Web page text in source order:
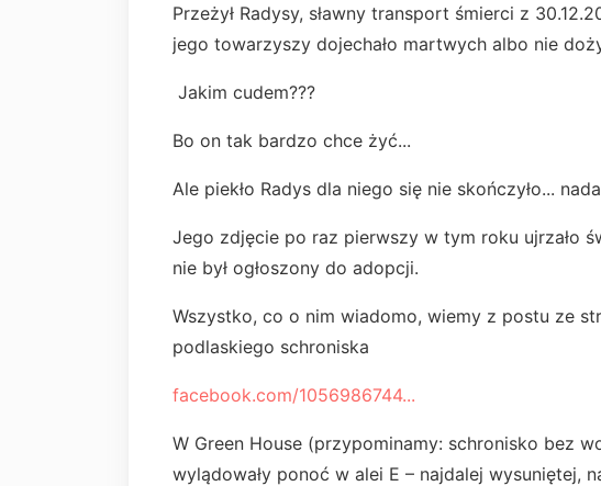
Przeżył Radysy, sławny transport śmierci z
jego towarzyszy dojechało martwych albo nie
Jakim cudem???
Bo on tak bardzo chce żyć...
Ale piekło Radys dla niego się nie skończyło...
Jego zdjęcie po raz pierwszy w tym roku ujrzało
nie był ogłoszony do adopcji.
Wszystko, co o nim wiadomo, wiemy z postu ze
podlaskiego schroniska
facebook.com/1056986744...
W Green House (przypominamy: schronisko bez
wylądowały ponoć w alei E – najdalej wysuniętej,